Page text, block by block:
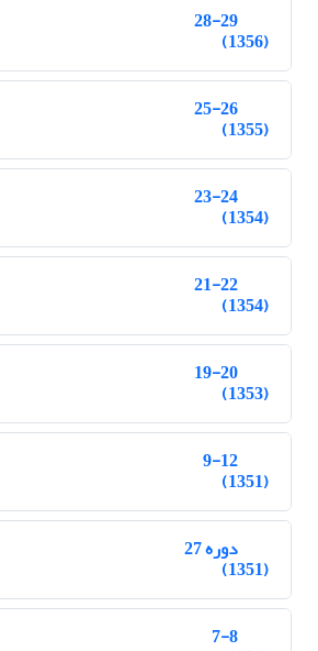
28-29
(1356)
25-26
(1355)
23-24
(1354)
21-22
(1354)
19-20
(1353)
9-12
(1351)
دوره 27
(1351)
7-8